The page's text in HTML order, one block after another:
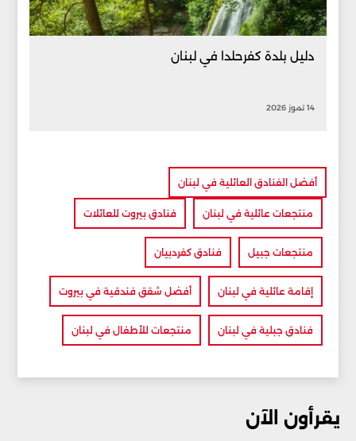
دليل بلدة كفرحلدا في لبنان
14 تموز 2026
أفضل الفنادق العائلية في لبنان
منتجعات عائلية في لبنان فنادق بيروت للعائلات
منتجعات جبيل فنادق كفردبيان
إقامة عائلية في لبنان أفضل شقق فندقية في بيروت
فنادق جبلية في لبنان منتجعات للأطفال في لبنان
يقرأون الآن